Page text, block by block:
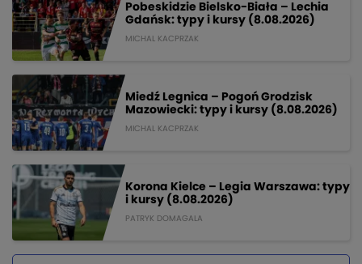
Pobeskidzie Bielsko-Biała – Lechia
Gdańsk: typy i kursy (8.08.2026)
MICHAL KACPRZAK
Miedź Legnica – Pogoń Grodzisk
Mazowiecki: typy i kursy (8.08.2026)
MICHAL KACPRZAK
Korona Kielce – Legia Warszawa: typy
i kursy (8.08.2026)
PATRYK DOMAGALA